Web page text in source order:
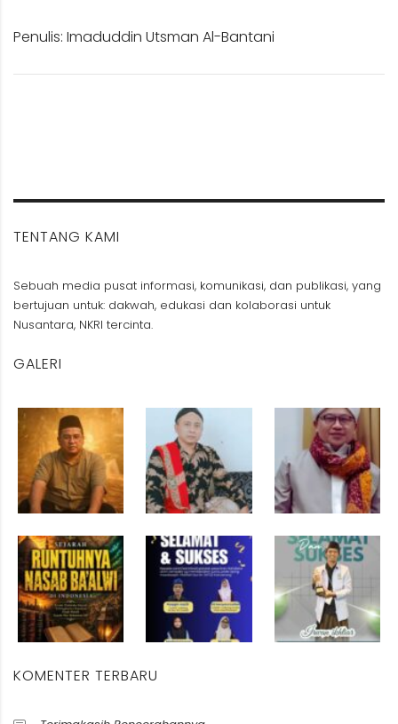
Penulis: Imaduddin Utsman Al-Bantani
TENTANG KAMI
Sebuah media pusat informasi, komunikasi, dan publikasi, yang
bertujuan untuk: dakwah, edukasi dan kolaborasi untuk
Nusantara, NKRI tercinta.
GALERI
KOMENTER TERBARU